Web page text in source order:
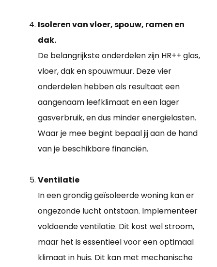
Isoleren van vloer, spouw, ramen en
dak.
De belangrijkste onderdelen zijn HR++ glas,
vloer, dak en spouwmuur. Deze vier
onderdelen hebben als resultaat een
aangenaam leefklimaat en een lager
gasverbruik, en dus minder energielasten.
Waar je mee begint bepaal jij aan de hand
van je beschikbare financiën.
Ventilatie
In een grondig geïsoleerde woning kan er
ongezonde lucht ontstaan. Implementeer
voldoende ventilatie. Dit kost wel stroom,
maar het is essentieel voor een optimaal
klimaat in huis. Dit kan met mechanische